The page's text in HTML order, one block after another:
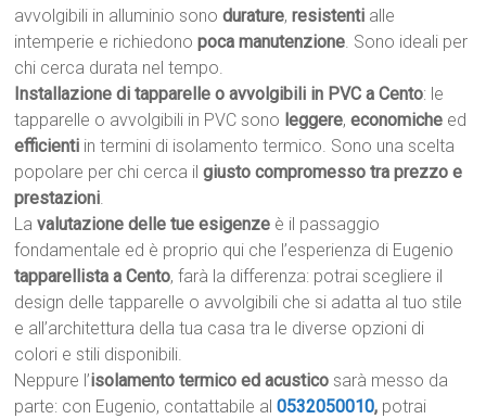
avvolgibili in alluminio sonodurature,resistenti alle
intemperie e richiedonopoca manutenzione. Sono ideali per
chi cerca durata nel tempo.
Installazione di tapparelle o avvolgibili in PVC a Cento: le
tapparelle o avvolgibili in PVC sono leggere,economiche ed
efficienti in termini di isolamento termico. Sono una scelta
popolare per chi cerca ilgiusto compromesso tra prezzo e
prestazioni.
Lavalutazione delle tue esigenze è il passaggio
fondamentale ed è proprio qui che l’esperienza di Eugenio
tapparellista a Cento, farà la differenza: potrai scegliere il
design delle tapparelle o avvolgibili che si adatta al tuo stile
e all’architettura della tua casa tra le diverse opzioni di
colori e stili disponibili.
Neppure l’isolamento termico ed acustico sarà messo da
parte: con Eugenio, contattabile al0532050010, potrai